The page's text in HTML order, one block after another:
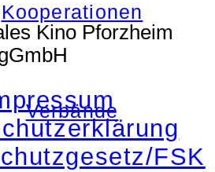
Kooperationen
Verbände
Kino Pforzheim
FSK